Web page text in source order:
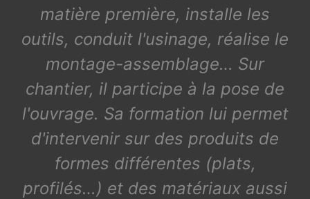
matière première, installe les
outils, conduit l'usinage, réalise le
montage-assemblage… Sur
chantier, il participe à la pose de
l'ouvrage. Sa formation lui permet
d'intervenir sur des produits de
formes différentes (plats,
profilés…) et des matériaux aussi